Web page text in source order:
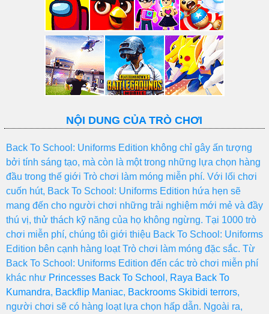
NỘI DUNG CỦA TRÒ CHƠI
Back To School: Uniforms Edition không chỉ gây ấn tượng
bởi tính sáng tạo, mà còn là một trong những lựa chọn hàng
đầu trong thế giới Trò chơi làm móng miễn phí. Với lối chơi
cuốn hút, Back To School: Uniforms Edition hứa hẹn sẽ
mang đến cho người chơi những trải nghiệm mới mẻ và đầy
thú vị, thử thách kỹ năng của họ không ngừng. Tại 1000 trò
chơi miễn phí, chúng tôi giới thiệu Back To School: Uniforms
Edition bên cạnh hàng loạt Trò chơi làm móng đặc sắc. Từ
Back To School: Uniforms Edition đến các trò chơi miễn phí
khác như Princesses Back To School , Raya Back To
Kumandra, Backflip Maniac, Backrooms Skibidi terrors,
người chơi sẽ có hàng loạt lựa chọn hấp dẫn. Ngoài ra,